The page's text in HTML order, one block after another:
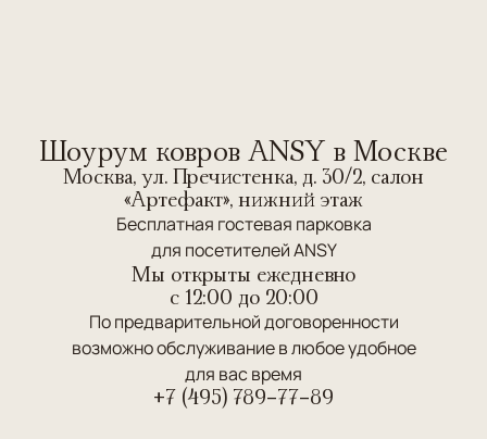
Шоурум ковров ANSY в Москве
Москва, ул. Пречистенка, д. 30/2, салон
«Артефакт», нижний этаж
Бесплатная гостевая парковка
для посетителей ANSY
Мы открыты ежедневно
c 12:00 до 20:00
По предварительной договоренности
возможно обслуживание в любое удобное
для вас время
+7 (495) 789-77-89